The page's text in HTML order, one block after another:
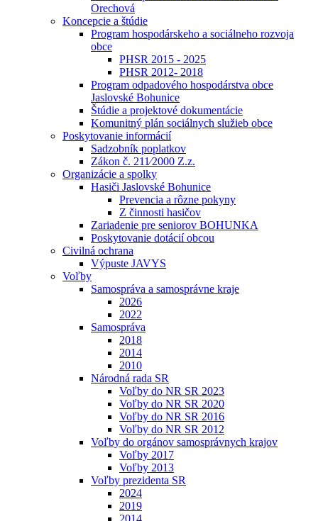
Orechová
Koncepcie a štúdie
Program hospodárskeho a sociálneho rozvoja
obce
PHSR 2015 - 2025
PHSR 2012- 2018
Program odpadového hospodárstva obce
Jaslovské Bohunice
Štúdie a projektové dokumentácie
Komunitný plán sociálnych služieb obce
Poskytovanie informácií
Sadzobník poplatkov
Zákon č. 211⁄2000 Z.z.
Organizácie a spolky
Hasiči Jaslovské Bohunice
Prevencia a rôzne pokyny
Z činnosti hasičov
Zariadenie pre seniorov BOHUNKA
Poskytovanie dotácií obcou
Civilná ochrana
Výpuste JAVYS
Voľby
Samospráva a samosprávne kraje
2026
2022
Samospráva
2018
2014
2010
Národná rada SR
Voľby do NR SR 2023
Voľby do NR SR 2020
Voľby do NR SR 2016
Voľby do NR SR 2012
Voľby do orgánov samosprávnych krajov
Voľby 2017
Voľby 2013
Voľby prezidenta SR
2024
2019
2014